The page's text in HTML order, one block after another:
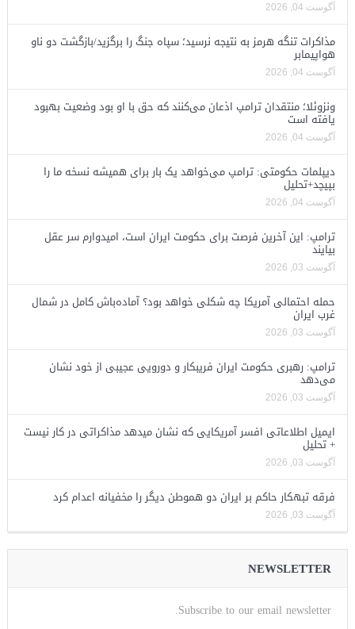
آگوست 04, 2026
مذاکرات تنگه هرمز به نتیجه نرسید؛ سپاه جنگ را برگزید/بازگشت دو ناو
هواپیمابر
آگوست 04, 2026
ونزوئلا؛ منتقدان ترامپ اذعان می‌کنند که حق با او بود وضعیت بهبود
یافته است
آگوست 04, 2026
دیپلمات حکومتی: ترامپ می‌خواهد یک بار برای همیشه نسخه ما را
بپیچد+تحلیل
آگوست 04, 2026
ترامپ: این آخرین فرصت برای حکومت ایران است، امیدوارم سر عقل
بیایند
آگوست 03, 2026
حمله احتمالی آمریکا چه شکلی خواهد بود؟ آماده‌باش کامل در شمال
غرب ایران
آگوست 03, 2026
ترامپ: رهبری حکومت ایران فریبکار و دورویی عجیبی از خود نشان
می‌دهد
آگوست 03, 2026
ایمیل اطلاعاتی افسر آمریکایی که نشان میدهد مذاکراتی در کار نیست
+ تحلیل
آگوست 03, 2026
فرقه تبهکار حاکم بر ایران دو هموطن دیگر را مخفیانه اعدام کرد
آگوست 03, 2026
NEWSLETTER
Subscribe to our email newsletter.